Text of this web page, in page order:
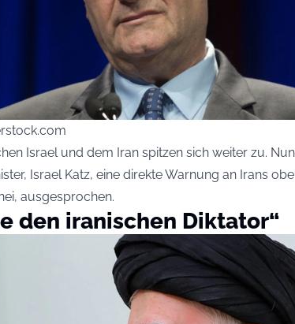
Israel und dem Iran spitzen sich weiter zu.
Israel Katz, eine direkte Warnung an Irans
ausgesprochen.
den iranischen Diktator“